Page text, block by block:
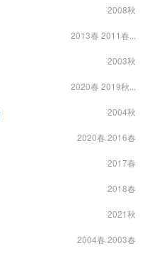
2008秋
2013春 2011春...
2003秋
2020春 2019秋...
2004秋
2020春 2016春
2017春
2018春
2021秋
2004春 2003春